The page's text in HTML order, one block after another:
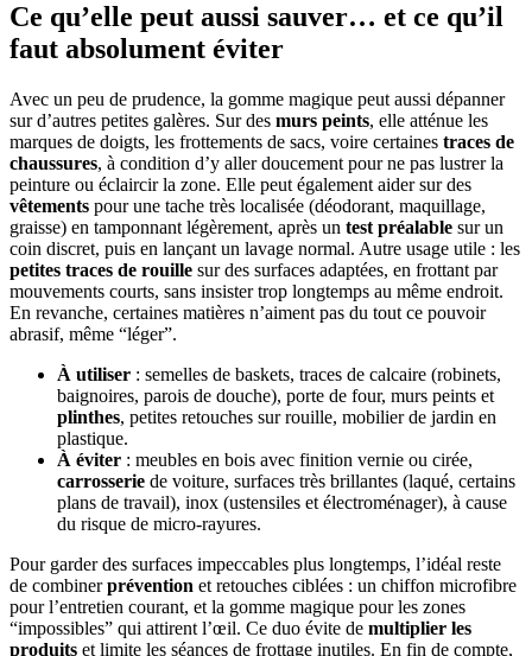
Ce qu’elle peut aussi sauver… et ce qu’il
faut absolument éviter
Avec un peu de prudence, la gomme magique peut aussi dépanner
sur d’autres petites galères. Sur des murs peints, elle atténue les
marques de doigts, les frottements de sacs, voire certaines traces de
chaussures, à condition d’y aller doucement pour ne pas lustrer la
peinture ou éclaircir la zone. Elle peut également aider sur des
vêtements pour une tache très localisée (déodorant, maquillage,
graisse) en tamponnant légèrement, après un test préalable sur un
coin discret, puis en lançant un lavage normal. Autre usage utile : les
petites traces de rouille sur des surfaces adaptées, en frottant par
mouvements courts, sans insister trop longtemps au même endroit.
En revanche, certaines matières n’aiment pas du tout ce pouvoir
abrasif, même “léger”.
À utiliser : semelles de baskets, traces de calcaire (robinets,
baignoires, parois de douche), porte de four, murs peints et
plinthes, petites retouches sur rouille, mobilier de jardin en
plastique.
À éviter : meubles en bois avec finition vernie ou cirée,
carrosserie de voiture, surfaces très brillantes (laqué, certains
plans de travail), inox (ustensiles et électroménager), à cause
du risque de micro-rayures.
Pour garder des surfaces impeccables plus longtemps, l’idéal reste
de combinerprévention et retouches ciblées : un chiffon microfibre
pour l’entretien courant, et la gomme magique pour les zones
“impossibles” qui attirent l’œil. Ce duo évite de multiplier les
produits et limite les séances de frottage inutiles. En fin de compte,